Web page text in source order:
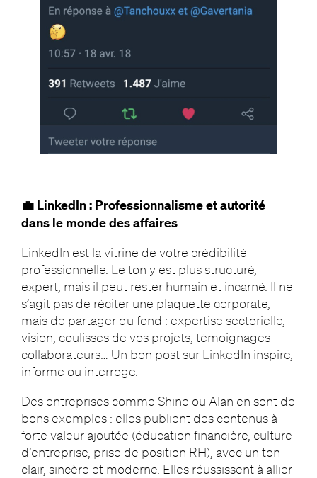
💼 LinkedIn : Professionnalisme et autorité
dans le monde des affaires
LinkedIn est la vitrine de votre crédibilité
professionnelle. Le ton y est plus structuré,
expert, mais il peut rester humain et incarné. Il ne
s’agit pas de réciter une plaquette corporate,
mais de partager du fond : expertise sectorielle,
vision, coulisses de vos projets, témoignages
collaborateurs… Un bon post sur LinkedIn inspire,
informe ou interroge.
Des entreprises comme Shine ou Alan en sont de
bons exemples : elles publient des contenus à
forte valeur ajoutée (éducation financière, culture
d’entreprise, prise de position RH), avec un ton
clair, sincère et moderne. Elles réussissent à allier